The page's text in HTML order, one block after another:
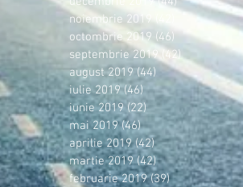
noiembrie 2019
42 postări
octombrie 2019 (46) 46 postări
septembrie 2019 (42)42 postări
august 2019 (44) 44 postări
iulie 2019 (46) 46 postări
iunie 2019 (22) 22 postări
mai 2019 (46)46 postări
aprilie 2019 (42)42 postări
martie 2019 (42)42 postări
februarie 2019 (39)39 postări